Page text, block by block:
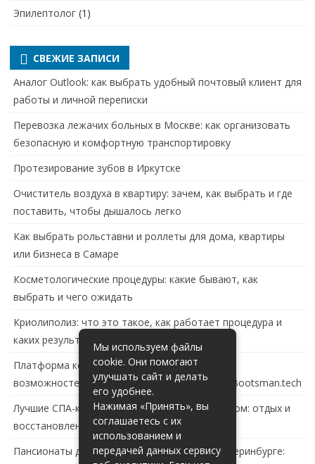
Эпилептолог (1)
СВЕЖИЕ ЗАПИСИ
Аналог Outlook: как выбрать удобный почтовый клиент для
работы и личной переписки
Перевозка лежачих больных в Москве: как организовать
безопасную и комфортную транспортировку
Протезирование зубов в Иркутске
Очиститель воздуха в квартиру: зачем, как выбрать и где
поставить, чтобы дышалось легко
Как выбрать рольставни и роллеты для дома, квартиры
или бизнеса в Самаре
Косметологические процедуры: какие бывают, как
выбрать и чего ожидать
Криолиполиз: что это такое, как работает процедура и
каких результатов ждать
Платформа контейнеризации в России: обзор
возможностей и перспектив развития сайта Bootsman.tech
Лучшие СПА-комплексы в Тольятти с бассейном: отдых и
восстановление за городом
Пансионаты для пожилых с деменцией в Екатеринбурге:
Мы используем файлы
cookie. Они помогают
улучшать сайт и делать
его удобнее.
Нажимая «Принять», вы
соглашаетесь с их
использованием и
передачей данных сервису